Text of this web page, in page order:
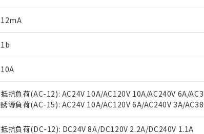
12mA
1b
10A
抵抗負荷(AC-12): AC24V 10A/AC120V 10A/AC240V 6A/
誘導負荷(AC-15): AC24V 10A/AC120V 6A/AC240V 3A/
抵抗負荷(DC-12): DC24V 8A/DC120V 2.2A/DC240V 1.1A
以下の条件をお読みいただき、同意のうえご利用くださ
くものです。
在庫状況および標準価格照会結果は、記載してい
正式な納期状況および標準価格はお客様のお取引
当社販売員にご相談ください。
オムロン制御機器販売店や当社販売拠点は「 販売
す。
*EU RoHS指令（10物質）：
鉛(Pb) 1000ppm以下、 水銀(Hg) 1000ppm以下、 カドミウム(Cd)
ル（DBP） 1000ppm以下、フタル酸ジイソブチル (DIBP) 1000ppm以
フタル酸エステル類の４物質については閾値を超える意図的な使用がない
※2 対応予定月
「○」：最大均質材料含有率が中国RoHSの基準値以下
「×」：最大均質材料含有率が中国RoHSの基準値を超え
「－」：未確認です。当社販売部門へお問い合わせくだ
Cr(Ⅵ)(六価クロム) : 1000ppm、 PBBs(ポリ臭化ビフェニル類) :
DEHP(フタル酸ビス(2-エチルヘキシル)) : 1000ppm
※2 環境保護使用期限
う）を輸出または国外への提供する場合は、日本
当社は規制貨物を破棄する場合は、完全に破砕す
当社は貴社製品を、核兵器、ミサイル、化学兵器
置等に一切使用いたしません。
当社は、貴社製品を第三者に販売する場合は、上
また当社は、販売先および販売に係わる関係者が
△ 一定数には満たないが在庫あり
－
在庫なし(最新の在庫状況については、お客様